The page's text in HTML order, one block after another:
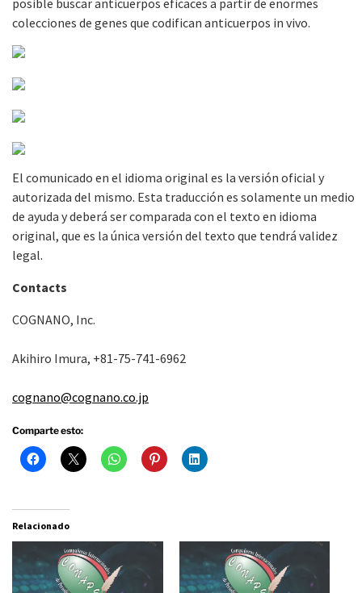
posible buscar anticuerpos eficaces a partir de enormes
colecciones de genes que codifican anticuerpos in vivo.
El comunicado en el idioma original es la versión oficial y
autorizada del mismo. Esta traducción es solamente un medio
de ayuda y deberá ser comparada con el texto en idioma
original, que es la única versión del texto que tendrá validez
legal.
Contacts
COGNANO, Inc.
Akihiro Imura, +81-75-741-6962
cognano@cognano.co.jp
Comparte esto:
Relacionado